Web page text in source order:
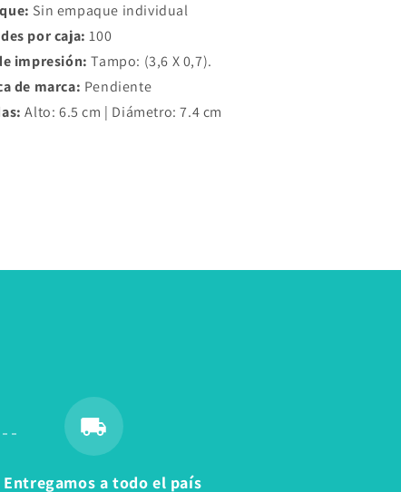
Sin empaque individual
por caja: 100
impresión: Tampo: (3,6 X 0,7).
de marca: Pendiente
Alto: 6.5 cm | Diámetro: 7.4 cm
Entregamos a todo el país